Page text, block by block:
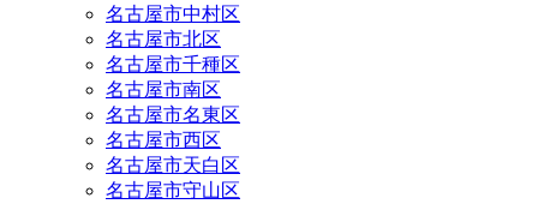
名古屋市中村区
名古屋市北区
名古屋市千種区
名古屋市南区
名古屋市名東区
名古屋市西区
名古屋市天白区
名古屋市守山区